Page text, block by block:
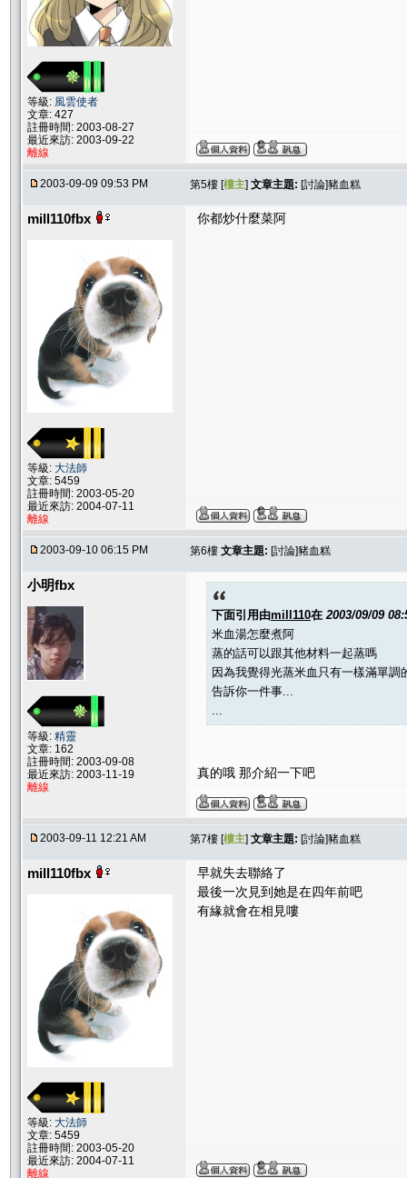
等級: 風雲使者
文章: 427
註冊時間: 2003-08-27
最近來訪: 2003-09-22
離線
2003-09-09 09:53 PM 第5樓 [樓主] 文章主題: [討論]豬血糕
mill110fbx
等級: 大法師
文章: 5459
註冊時間: 2003-05-20
最近來訪: 2004-07-11
離線
你都炒什麼菜阿
2003-09-10 06:15 PM 第6樓 文章主題: [討論]豬血糕
小明fbx
等級: 精靈
文章: 162
註冊時間: 2003-09-08
最近來訪: 2003-11-19
離線
下面引用由mill110在 2003/09/09
米血湯怎麼煮阿
蒸的話可以跟其他材料一起蒸嗎
因為我覺得光蒸米血只有一樣滿單調
告訴你一件事...
真的哦 那介紹一下吧
2003-09-11 12:21 AM 第7樓 [樓主] 文章主題: [討論]豬血糕
mill110fbx
等級: 大法師
文章: 5459
註冊時間: 2003-05-20
最近來訪: 2004-07-11
離線
早就失去聯絡了
最後一次見到她是在四年前吧
有緣就會在相見嘍